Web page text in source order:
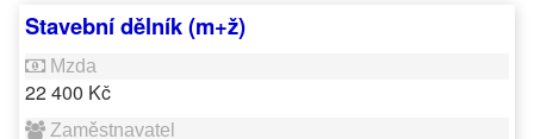
Stavební dělník (m+ž)
22 400 Kč